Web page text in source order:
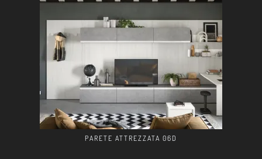
PARETE ATTREZZATA 06D